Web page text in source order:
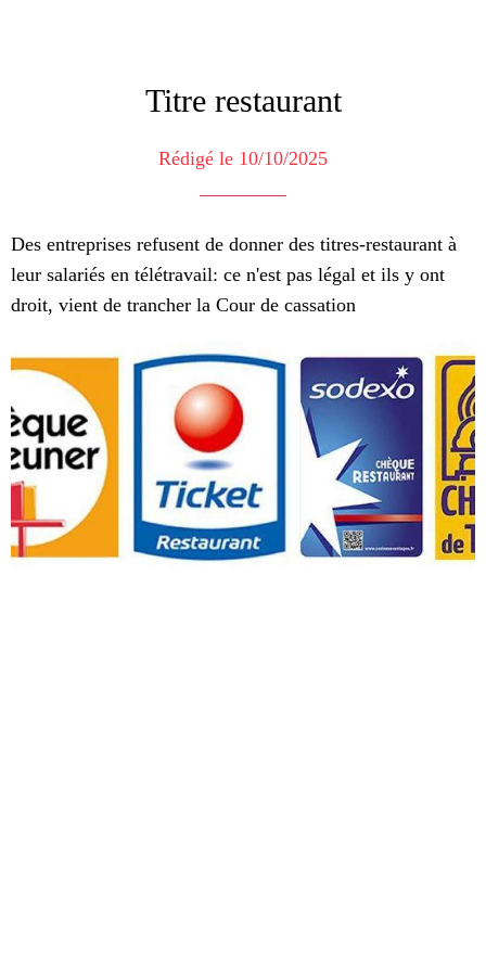
Titre restaurant
Rédigé le 10/10/2025
Des entreprises refusent de donner des titres-restaurant à
leur salariés en télétravail: ce n'est pas légal et ils y ont
droit, vient de trancher la Cour de cassation